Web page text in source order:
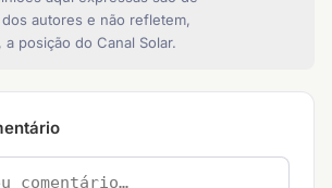
autores e não refletem,
posição do Canal Solar.